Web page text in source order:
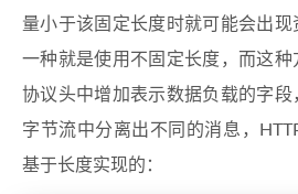
量小于该固定长度时就可能会出
一种就是使用不固定长度，而这
协议头中增加表示数据负载的字
字节流中分离出不同的消息，
基于长度实现的：